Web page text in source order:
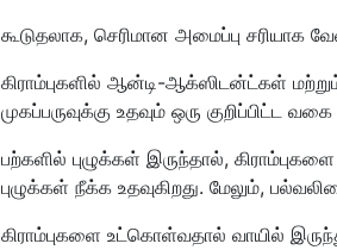
கூடுதலாக, செரிமான அமைப்பு சரியாக
கிராம்புகளில் ஆன்டி-ஆக்ஸிடன்ட்கள் மற்றும்
முகப்பருவுக்கு உதவும் ஒரு குறிப்பிட்ட
பற்களில் புழுக்கள் இருந்தால்,
புழுக்கள் நீக்க உதவுகிறது. மேலும்,
கிராம்புகளை உட்கொள்வதால் வாயில்